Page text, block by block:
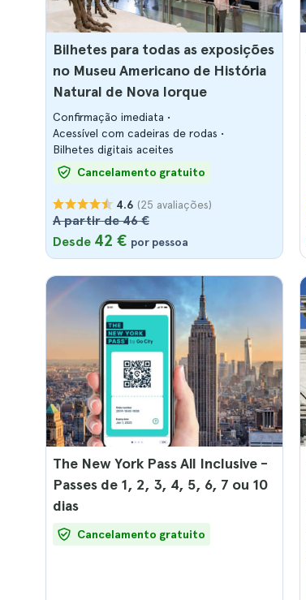
Bilhetes para todas as exposições
no Museu Americano de História
Natural de Nova Iorque
Confirmação imediata
Acessível com cadeiras de rodas
Bilhetes digitais aceites
Cancelamento gratuito
4.6 (25 avaliações)
A partir de 46 €
Desde 42 € por pessoa
The New York Pass All Inclusive -
Passes de 1, 2, 3, 4, 5, 6, 7 ou 10
dias
Cancelamento gratuito